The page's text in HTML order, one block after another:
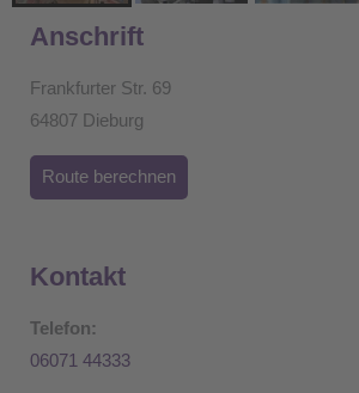
Anschrift
Frankfurter Str. 69
64807 Dieburg
Route berechnen
Kontakt
Telefon:
06071 44333